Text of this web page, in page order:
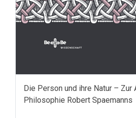
Die Person und ihre Natur – Zur
Philosophie Robert Spaemanns